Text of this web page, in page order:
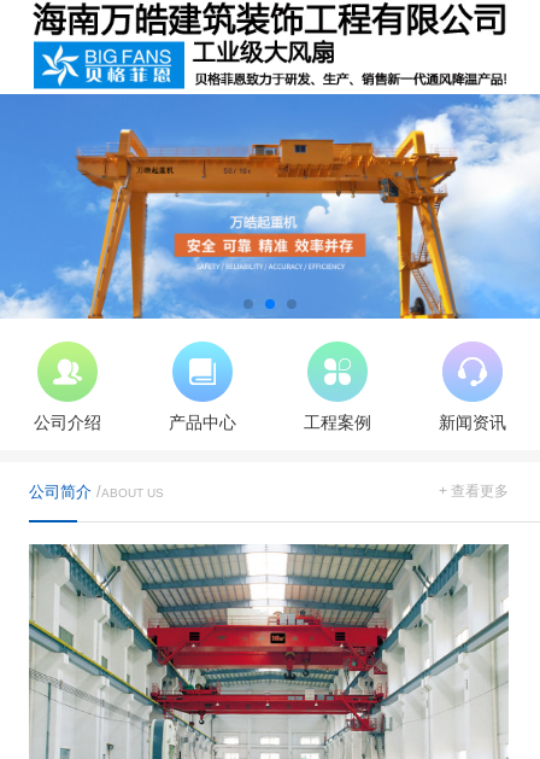
公司介绍 产品中心 工程案例 新闻资讯
公司简介 /ABOUT US + 查看更多